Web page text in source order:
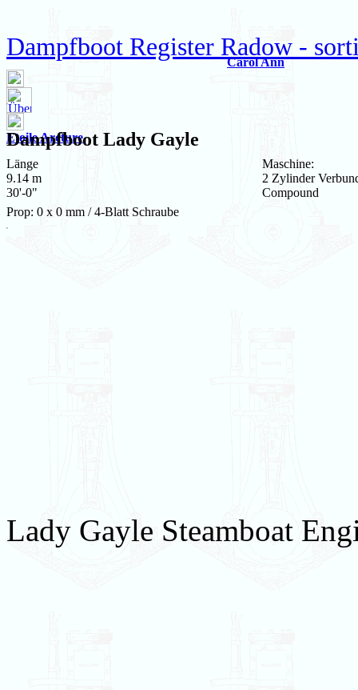
Dampfboot Register Radow -
Carol Ann
Etoile Arcture
Dampfboot Lady Gayle
Länge
9.14 m
30'-0"
Maschine:
2 Zylinder
Compound
Prop: 0 x 0 mm / 4-Blatt Schraube
Lady Gayle Steamboat